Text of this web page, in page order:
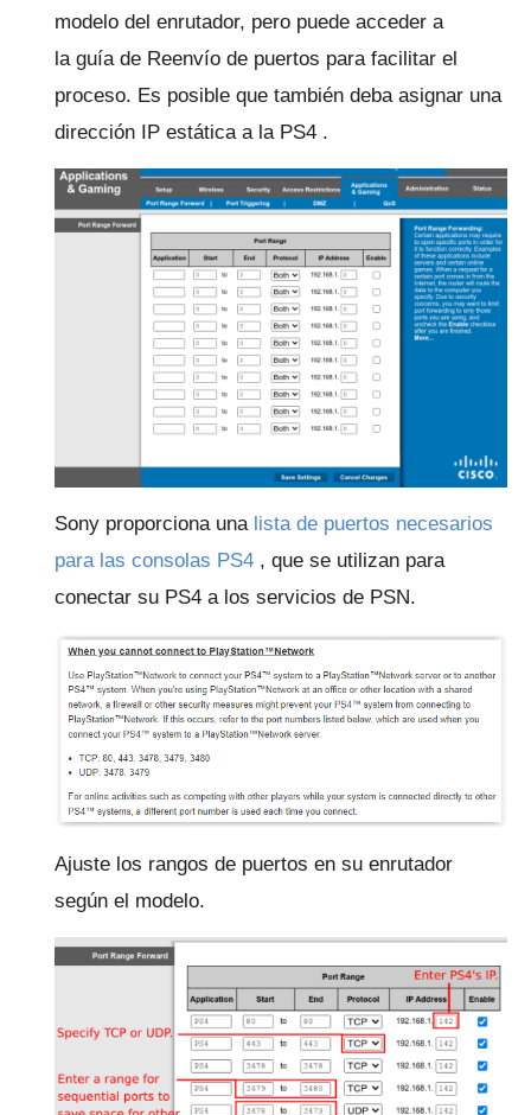
modelo del enrutador, pero puede acceder a
la guía de Reenvío de puertos para facilitar el
proceso. Es posible que también deba asignar una
dirección IP estática a la PS4 .
Sony proporciona una lista de puertos necesarios
para las consolas PS4 , que se utilizan para
conectar su PS4 a los servicios de PSN.
Ajuste los rangos de puertos en su enrutador
según el modelo.